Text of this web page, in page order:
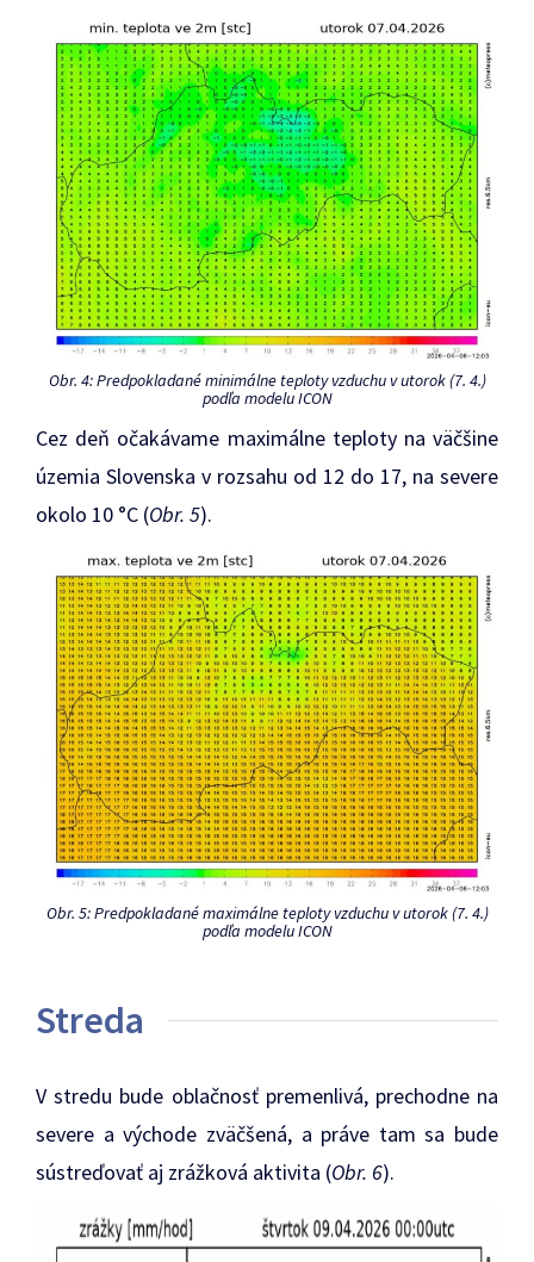
Obr. 4: Predpokladané minimálne teploty vzduchu v utorok (7. 4.)
podľa modelu ICON
Cez deň očakávame maximálne teploty na väčšine
územia Slovenska v rozsahu od 12 do 17, na severe
okolo 10 °C (Obr. 5).
Obr. 5: Predpokladané maximálne teploty vzduchu v utorok (7. 4.)
podľa modelu ICON
Streda
V stredu bude oblačnosť premenlivá, prechodne na
severe a východe zväčšená, a práve tam sa bude
sústreďovať aj zrážková aktivita (Obr. 6).